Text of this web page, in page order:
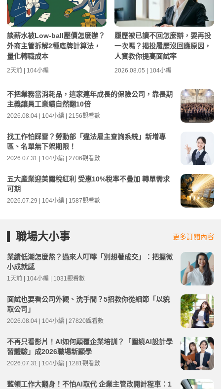
談薪水被Low-ball壓價怎麼辦？
外商主管拆解2種底牌計算法，
量化轉職成本
2天前 | 104小編
履歷被已讀不回怎麼辦，要再投
一次嗎？揭投履歷沒回應原因，
人資教你提高面試率
2026.08.05 | 104小編
不把業務當消耗品，這家連年成長的保險公司，靠長期
主義讓員工業績自然翻10倍
2026.08.04 | 104小編 | 2156觀看數
找工作怕踩雷？勞動部「違法雇主查詢系統」新增專
區、名單無下架期限！
2026.07.31 | 104小編 | 2706觀看數
五大產業迎美關稅紅利 受惠10%稅率不疊加 轉單需求
可期
2026.07.29 | 104小編 | 1587觀看數
職場大小事 更多訂閱內容
業績低潮怎麼熬？過來人叮嚀「別想著成交」：把握微
小成就感
1天前 | 104小編 | 1031觀看數
面試也要看公司外觀、洗手間？5招教你從細節「以貌
取公司」
2026.08.04 | 104小編 | 27820觀看數
不再只看影片！AI如何顛覆企業培訓？「圍繞AI設計學
習體驗」成2026職場新顯學
2026.07.31 | 104小編 | 1281觀看數
藍領工作大翻身！不怕AI取代 企業主管改開計程車：1